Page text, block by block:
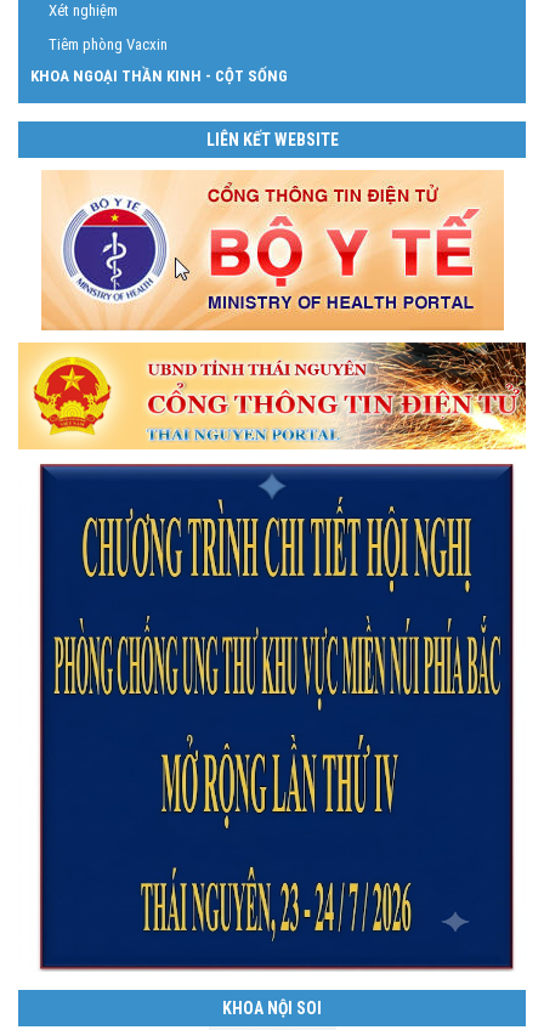
Xét nghiệm
Tiêm phòng Vacxin
KHOA NGOẠI THẦN KINH - CỘT SỐNG
LIÊN KẾT WEBSITE
KHOA NỘI SOI